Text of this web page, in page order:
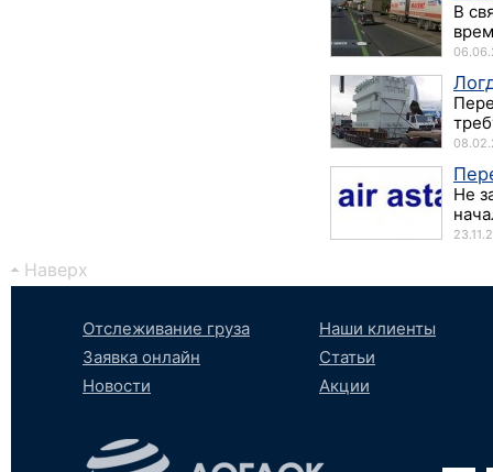
В
Не
Наверх
Отслеживание груза
Заявка онлайн
Новости
Наши клиенты
Статьи
Акции